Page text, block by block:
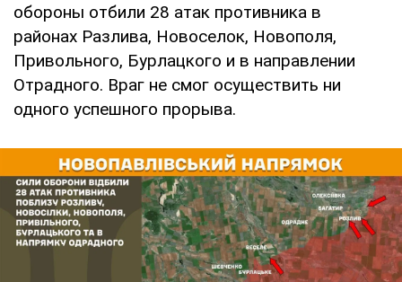
обороны отбили 28 атак противника в
районах Разлива, Новоселок, Новополя,
Привольного, Бурлацкого и в направлении
Отрадного. Враг не смог осуществить ни
одного успешного прорыва.